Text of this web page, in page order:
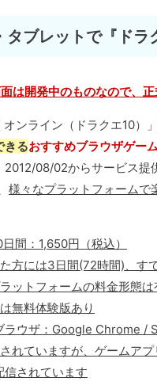
タブレットで『ドラ
は開発中のものなので、
オンライン（ドラクエ10）」
きるおすすめブラウザゲー
2012/08/02からサービス
様々なプラットフォームで
間：1,650円（税込）
方には3日間(72時間)、す
ットフォームの料金形態は
無料体験版あり
ラウザ：Google Chrome
れていますが、ゲームア
信されています